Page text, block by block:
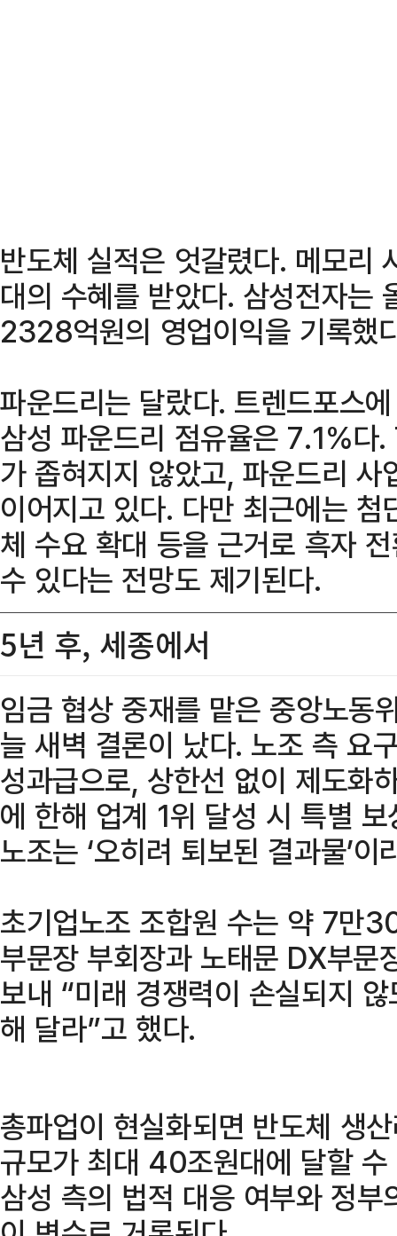
반도체 실적은 엇갈렸다. 메모리
대의 수혜를 받았다. 삼성전자는
2328억원의 영업이익을 기록했
파운드리는 달랐다. 트렌드포스
삼성 파운드리 점유율은 7.1%
가 좁혀지지 않았고, 파운드리
이어지고 있다. 다만 최근에는
체 수요 확대 등을 근거로 흑자
수 있다는 전망도 제기된다.
5년 후, 세종에서
임금 협상 중재를 맡은 중앙노동
늘 새벽 결론이 났다. 노조 측 요
성과급으로, 상한선 없이 제도화
에 한해 업계 1위 달성 시 특별
노조는 ‘오히려 퇴보된 결과물’
초기업노조 조합원 수는 약 7만
부문장 부회장과 노태문 DX부문
보내 “미래 경쟁력이 손실되지
해 달라”고 했다.
총파업이 현실화되면 반도체 생
규모가 최대 40조원대에 달할
삼성 측의 법적 대응 여부와 정